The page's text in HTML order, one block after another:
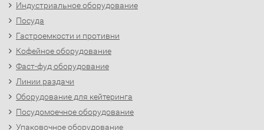
Индустриальное оборудование
Посуда
Гастроемкости и противни
Кофейное оборудование
Фаст-фуд оборудование
Линии раздачи
Оборудование для кейтеринга
Посудомоечное оборудование
Упаковочное оборудование